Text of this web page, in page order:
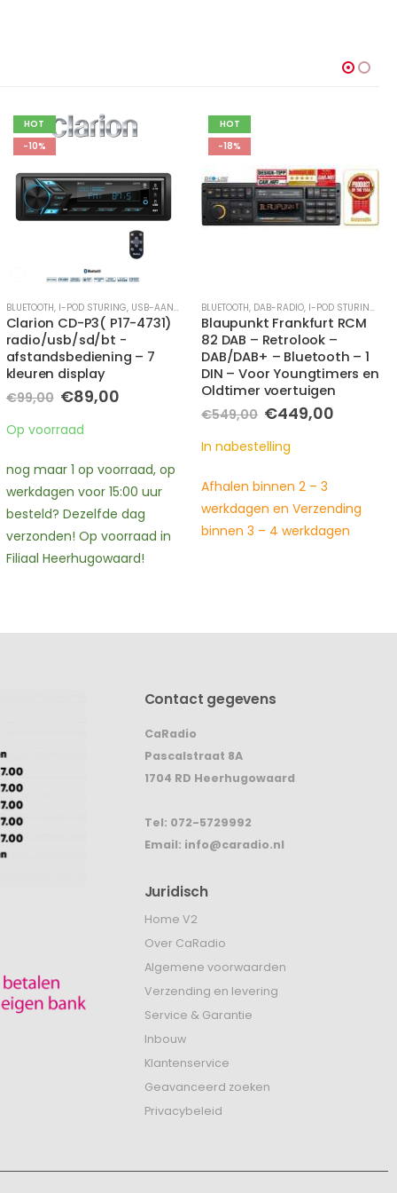
HOT
-18%
BLUETOOTH, DAB-RADIO,I-POD STURING USB-AANSLUITING
Blaupunkt Frankfurt RCM
82 DAB – Retrolook –
DAB/DAB+ – Bluetooth – 1
DIN – Voor Youngtimers en
Oldtimer voertuigen
prijs
€549,00.
Huidige
€449,00.
Afhalen binnen 2 – 3
werkdagen en Verzending
binnen 3 – 4 werkdagen
-12%
BLUETOOTH, CD / MP3,DAB-RADIO,I-POD STURING
Kenwood KDC-BT960DAB –
topmodel- 5V lijnuitgang
-3x RCA – inclusief DAB+
antenne
€259,00 Oorspronkelijke
prijs
€259,00.
€229,00Huidige
prijs
werkdagen en Verzending
binnen 3 – 4 werkdagen
Contact gegevens
CaRadio
Pascalstraat 8A
1704 RD Heerhugowaard
Tel: 072-5729992
Email: info@caradio.nl
Juridisch
Home V2
Over CaRadio
Algemene voorwaarden
Verzending en levering
Service & Garantie
Inbouw
Klantenservice
Geavanceerd zoeken
Privacybeleid